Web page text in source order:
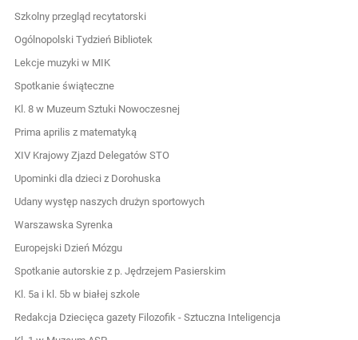
Szkolny przegląd recytatorski
Ogólnopolski Tydzień Bibliotek
Lekcje muzyki w MIK
Spotkanie świąteczne
Kl. 8 w Muzeum Sztuki Nowoczesnej
Prima aprilis z matematyką
XIV Krajowy Zjazd Delegatów STO
Upominki dla dzieci z Dorohuska
Udany występ naszych drużyn sportowych
Warszawska Syrenka
Europejski Dzień Mózgu
Spotkanie autorskie z p. Jędrzejem Pasierskim
Kl. 5a i kl. 5b w białej szkole
Redakcja Dziecięca gazety Filozofik - Sztuczna Inteligencja